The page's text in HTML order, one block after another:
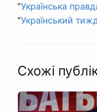
“Українська
“Український
Схожі